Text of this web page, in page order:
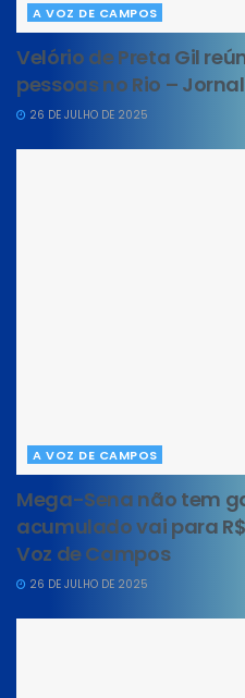
A VOZ DE CAMPOS
Velório de Preta Gil
pessoas no Rio –
26 DE JULHO DE 2025
A VOZ DE CAMPOS
Mega-Sena não tem
acumulado vai para
Voz de Campos
26 DE JULHO DE 2025